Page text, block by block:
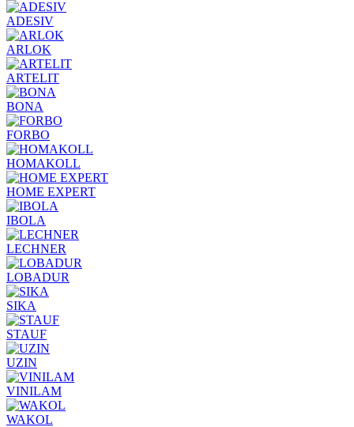
ADESIV
ARLOK
ARTELIT
BONA
FORBO
HOMAKOLL
HOME EXPERT
IBOLA
LECHNER
LOBADUR
SIKA
STAUF
UZIN
VINILAM
WAKOL